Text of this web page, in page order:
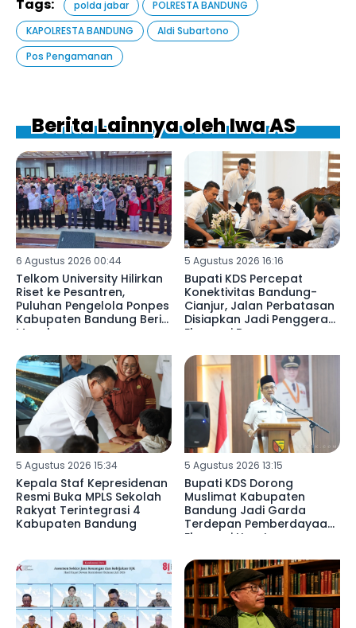
Tags: polda jabar
POLRESTA BANDUNG
KAPOLRESTA BANDUNG
Aldi Subartono
Pos Pengamanan
Berita Lainnya oleh Iwa AS
6 Agustus 2026 00:44
Telkom University Hilirkan
Riset ke Pesantren,
Puluhan Pengelola Ponpes
Kabupaten Bandung Beri
Masukan
5 Agustus 2026 16:16
Bupati KDS Percepat
Konektivitas Bandung-
Cianjur, Jalan Perbatasan
Disiapkan Jadi Penggerak
Ekonomi Baru
5 Agustus 2026 15:34
Kepala Staf Kepresidenan
Resmi Buka MPLS Sekolah
Rakyat Terintegrasi 4
Kabupaten Bandung
5 Agustus 2026 13:15
Bupati KDS Dorong
Muslimat Kabupaten
Bandung Jadi Garda
Terdepan Pemberdayaan
Ekonomi Umat